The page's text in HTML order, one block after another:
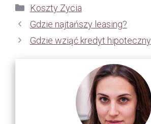
Kategorie
Koszty Zycia
Gdzie najtańszy leasing?
Gdzie wziąć kredyt hipoteczny